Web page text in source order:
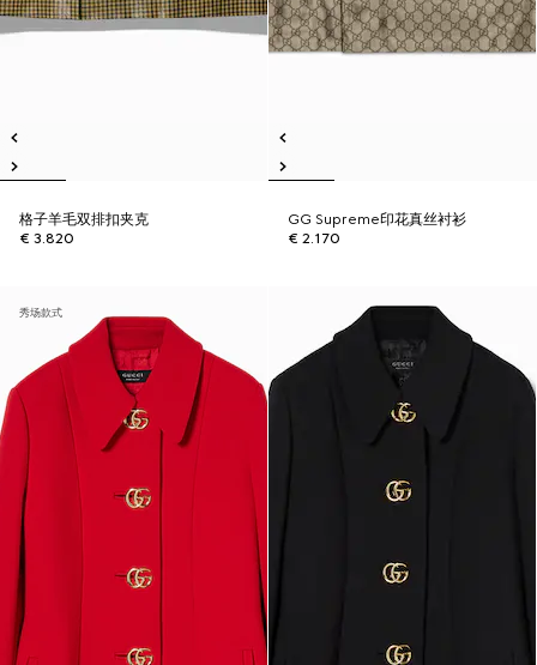
格子羊毛双排扣夹克
€ 3.820
GG Supreme印花真丝衬衫
€ 2.170
秀场款式